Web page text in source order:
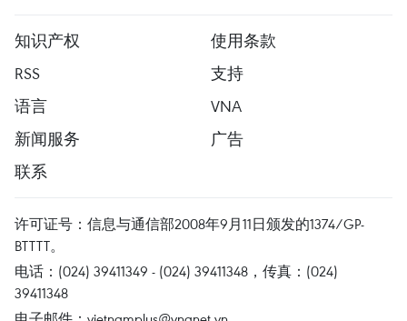
知识产权
使用条款
RSS
支持
语言
VNA
新闻服务
广告
联系
许可证号：信息与通信部2008年9月11日颁发的1374/GP-
BTTTT。
电话：(024) 39411349 - (024) 39411348，传真：(024)
39411348